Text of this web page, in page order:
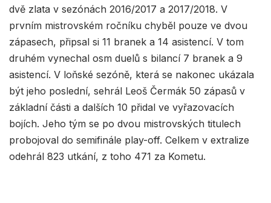
dvě zlata v sezónách 2016/2017 a 2017/2018. V
prvním mistrovském ročníku chyběl pouze ve dvou
zápasech, připsal si 11 branek a 14 asistencí. V tom
druhém vynechal osm duelů s bilancí 7 branek a 9
asistencí. V loňské sezóně, která se nakonec ukázala
být jeho poslední, sehrál Leoš Čermák 50 zápasů v
základní části a dalších 10 přidal ve vyřazovacích
bojích. Jeho tým se po dvou mistrovských titulech
probojoval do semifinále play-off. Celkem v extralize
odehrál 823 utkání, z toho 471 za Kometu.